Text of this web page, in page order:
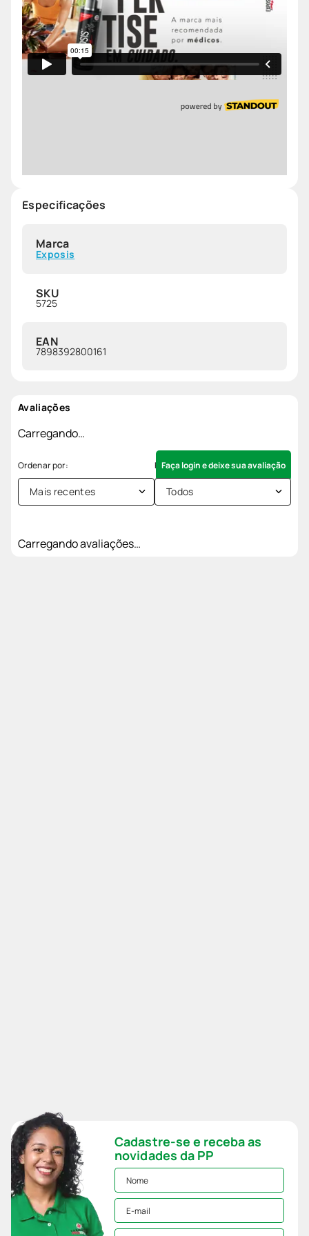
Especificações
Marca
Exposis
SKU
5725
EAN
7898392800161
Avaliações
Carregando…
Faça login e deixe sua avaliação
Mais recentes Todos
Carregando avaliações…
Cadastre-se e receba as
novidades da PP